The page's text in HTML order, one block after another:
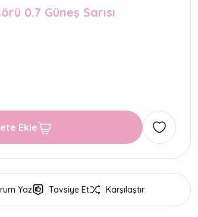
0.7 Güneş Sarısı
Ekle
Yaz Tavsiye Et Karşılaştır